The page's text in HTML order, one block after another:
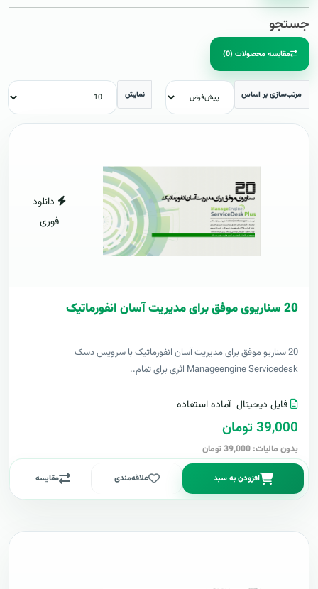
جستجو
مقایسه محصولات (0)
مرتب‌سازی بر اساس نمایش
دانلود
فوری
20 سناریوی موفق برای مدیریت آسان انفورماتیک
20 سناریو موفق برای مدیریت آسان انفورماتیک با سرویس دسک
Manageengine Servicedesk اثری برای تمام..
فایل دیجیتال آماده استفاده
39,000 تومان
بدون مالیات: 39,000 تومان
افزودن به سبد علاقه‌مندی مقایسه